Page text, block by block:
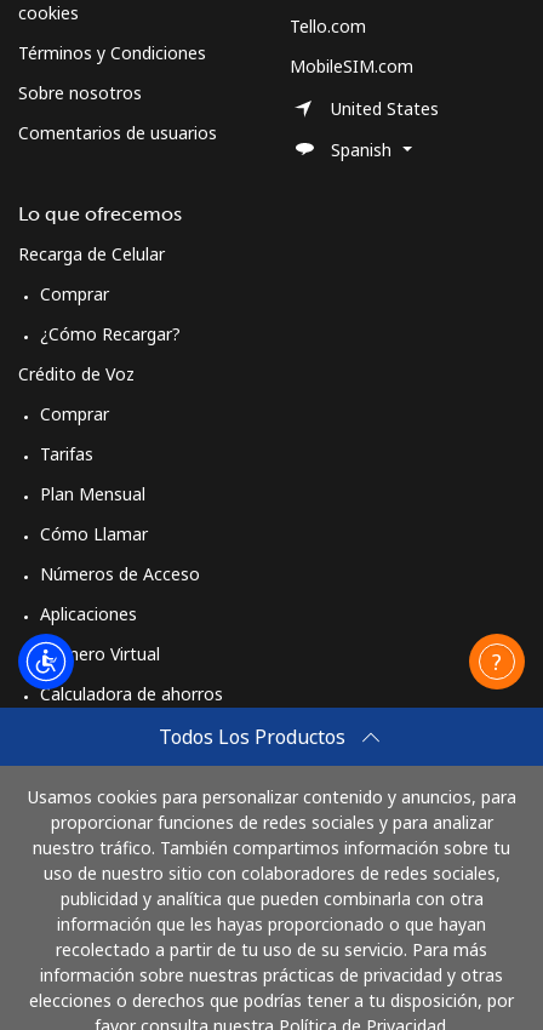
Todos Los Productos
Usamos cookies para personalizar contenido y anuncios, para
proporcionar funciones de redes sociales y para analizar
nuestro tráfico. También compartimos información sobre tu
uso de nuestro sitio con colaboradores de redes sociales,
publicidad y analítica que pueden combinarla con otra
información que les hayas proporcionado o que hayan
recolectado a partir de tu uso de su servicio. Para más
información sobre nuestras prácticas de privacidad y otras
elecciones o derechos que podrías tener a tu disposición, por
cookies
Términos y Condiciones
Sobre nosotros
Comentarios de usuarios
Lo que ofrecemos
Recarga de Celular
Comprar
¿Cómo Recargar?
Crédito de Voz
Comprar
Tarifas
Plan Mensual
Cómo Llamar
Números de Acceso
Aplicaciones
Número Virtual
Calculadora de ahorros
Cómo funciona
Tello.com
MobileSIM.com
United States
Spanish
Paga con